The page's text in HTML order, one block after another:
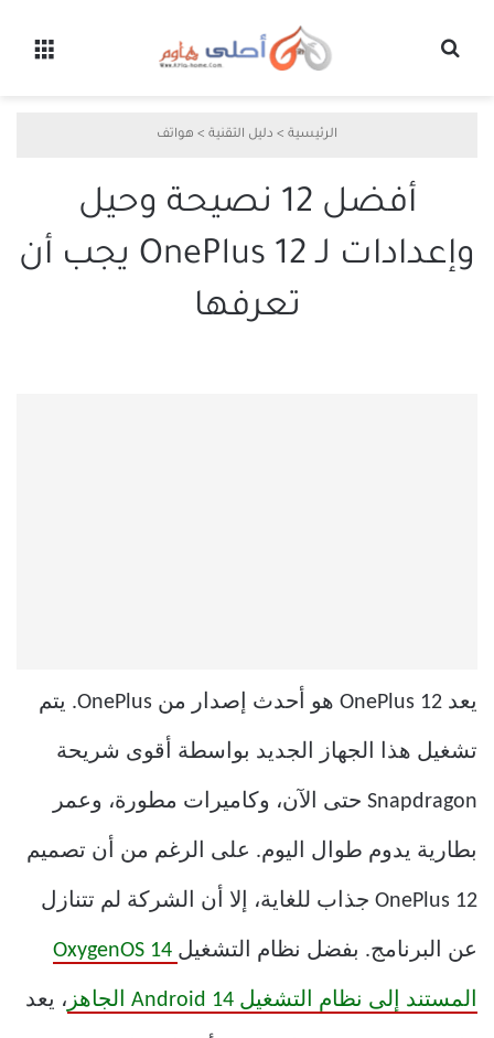
الرئيسية > دليل التقنية > هواتف
أفضل 12 نصيحة وحيل
وإعدادات لـ OnePlus 12 يجب أن
تعرفها
يعد OnePlus 12 هو أحدث إصدار من OnePlus. يتم
تشغيل هذا الجهاز الجديد بواسطة أقوى شريحة
Snapdragon حتى الآن، وكاميرات مطورة، وعمر
بطارية يدوم طوال اليوم. على الرغم من أن تصميم
OnePlus 12 جذاب للغاية، إلا أن الشركة لم تتنازل
عن البرنامج. بفضل نظام التشغيل OxygenOS 14
المستند إلى نظام التشغيل Android 14 الجاهز ، يعد